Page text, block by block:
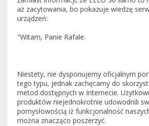
aż zacytowania, bo pokazuje wiedzę
urządzeń:
"Witam, Panie Rafale.
Niestety, nie dysponujemy oficjalnym
tego typu, jednak zachęcamy do
metod dostępnych w Internecie.
produktów niejednokrotnie udowodnili
pomysłowością iż funkcjonalność
można znacząco poszerzyć.